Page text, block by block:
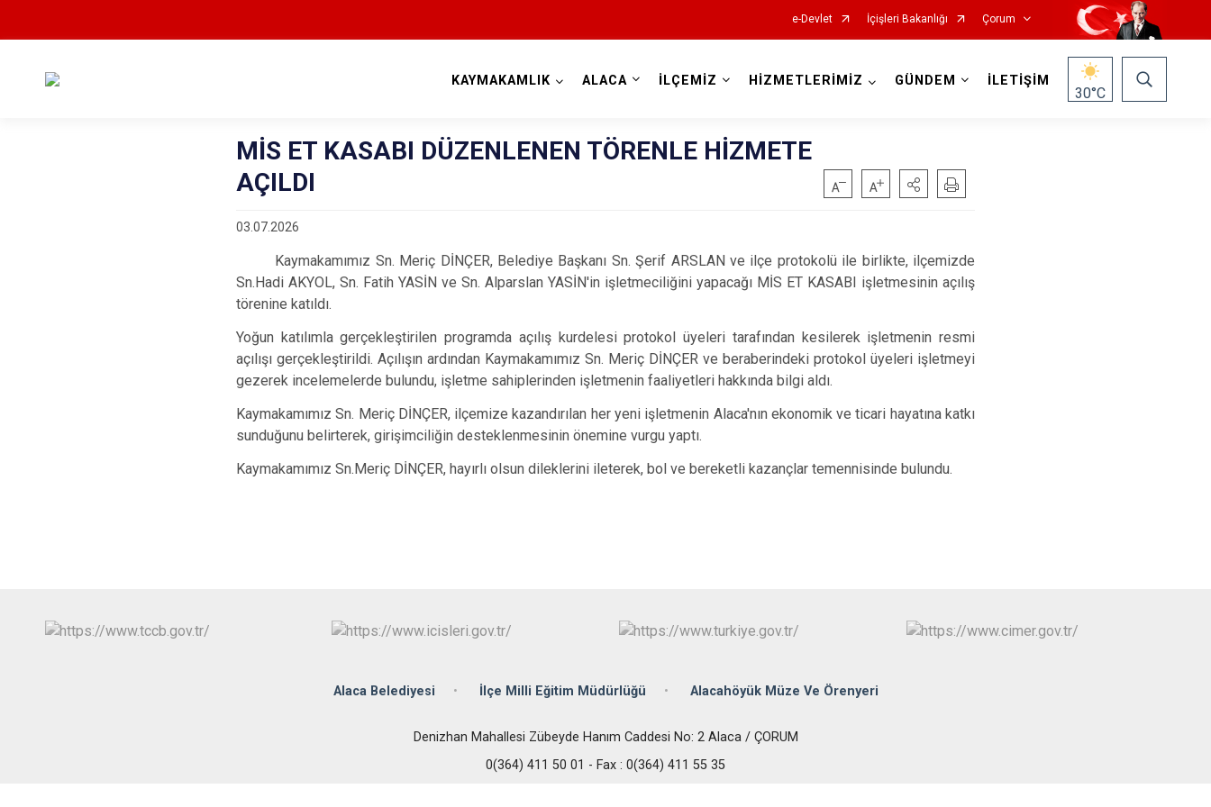
e-Devlet İçişleri Bakanlığı Çorum
Alaca
Boğazkale
Dodurga
İskilip
Laçin
Mecitözü
Ortaköy
Sungurlu
KAYMAKAMLIK ALACA İLÇEMİZ HİZMETLERİMİZ GÜNDEM İLETİŞİM
30°C
MİS ET KASABI DÜZENLENEN TÖRENLE HİZMETE
AÇILDI
03.07.2026
Kaymakamımız Sn. Meriç DİNÇER, Belediye Başkanı Sn. Şerif ARSLAN ve ilçe protokolü ile birlikte, ilçemizde
Sn.Hadi AKYOL, Sn. Fatih YASİN ve Sn. Alparslan YASİN'in işletmeciliğini yapacağı MİS ET KASABI işletmesinin açılış
törenine katıldı.
Yoğun katılımla gerçekleştirilen programda açılış kurdelesi protokol üyeleri tarafından kesilerek işletmenin resmi
açılışı gerçekleştirildi. Açılışın ardından Kaymakamımız Sn. Meriç DİNÇER ve beraberindeki protokol üyeleri işletmeyi
gezerek incelemelerde bulundu, işletme sahiplerinden işletmenin faaliyetleri hakkında bilgi aldı.
Kaymakamımız Sn. Meriç DİNÇER, ilçemize kazandırılan her yeni işletmenin Alaca'nın ekonomik ve ticari hayatına katkı
sunduğunu belirterek, girişimciliğin desteklenmesinin önemine vurgu yaptı.
Kaymakamımız Sn.Meriç DİNÇER, hayırlı olsun dileklerini ileterek, bol ve bereketli kazançlar temennisinde bulundu.
Alaca Belediyesi İlçe Milli Eğitim Müdürlüğü Alacahöyük Müze Ve Örenyeri
Denizhan Mahallesi Zübeyde Hanım Caddesi No: 2 Alaca / ÇORUM
0(364) 411 50 01 - Fax : 0(364) 411 55 35